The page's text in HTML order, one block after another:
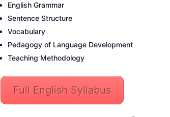
English Grammar
Sentence Structure
Vocabulary
Pedagogy of Language Development
Teaching Methodology
Full English Syllabus